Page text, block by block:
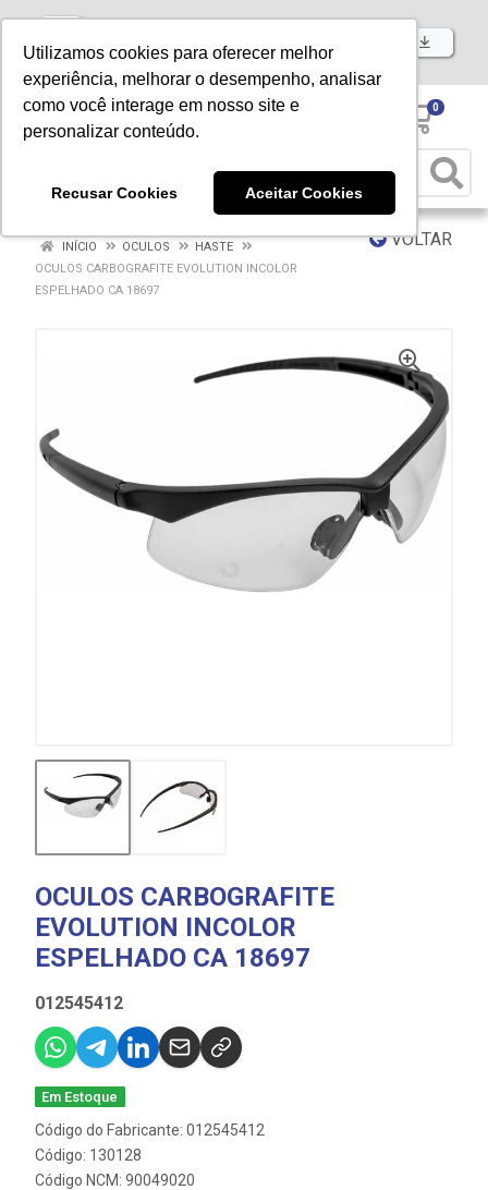
Utilizamos cookies para oferecer melhor
experiência, melhorar o desempenho, analisar
como você interage em nosso site e
personalizar conteúdo.
Recusar Cookies Aceitar Cookies
Baixe já nosso APP
0
VOLTAR
INÍCIO OCULOS
HASTE
OCULOS CARBOGRAFITE EVOLUTION INCOLOR
ESPELHADO CA 18697
OCULOS CARBOGRAFITE
EVOLUTION INCOLOR
ESPELHADO CA 18697
012545412
Em Estoque
Código do Fabricante: 012545412
Código: 130128
Código NCM: 90049020